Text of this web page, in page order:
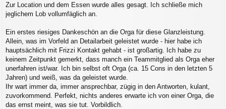
Zur Location und dem Essen wurde alles gesagt. Ich schließe mich
jeglichem Lob vollumfäglich an.
Ein erstes riesiges Dankeschön an die Orga für diese Glanzleistung.
Allein, was im Vorfeld an Detailarbeit geleistet wurde - hier habe ich
hauptsächlich mit Frizzi Kontakt gehabt - ist großartig. Ich habe zu
keinem Zeitpunkt gemerkt, dass manch ein Teammitglied als Orga eher
unerfahren ist/war. Ich bin selbst oft Orga (ca. 15 Cons in den letzten 5
Jahren) und weiß, was da geleistet wurde.
Ihr wart immer da, immer ansprechbar, zügig in den Antworten, kulant,
zuvorkommend. Perfekt, nichts anderes erwarte ich von einer Orga, die
das ernst meint, was sie tut. Vorbildlich.